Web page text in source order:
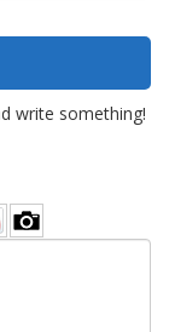
write something!